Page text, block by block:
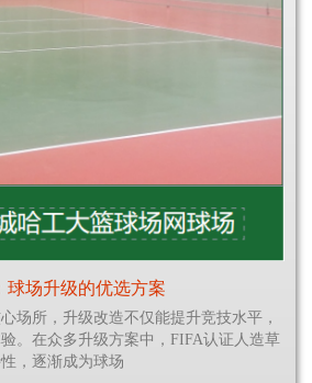
球场升级的优选方案
场所，升级改造不仅能提升竞技水平，
。在众多升级方案中，FIFA认证人造草
，逐渐成为球场